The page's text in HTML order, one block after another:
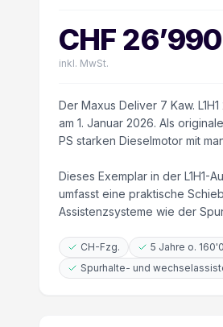
CHF 26’990
inkl. MwSt.
Der Maxus Deliver 7 Kaw.
am 1. Januar 2026. Als
PS starken Dieselmotor mit
Dieses Exemplar in der L1H1-
umfasst eine praktische
Assistenzsysteme wie der
CH-Fzg. 5 Jahre o.
Spurhalte- und